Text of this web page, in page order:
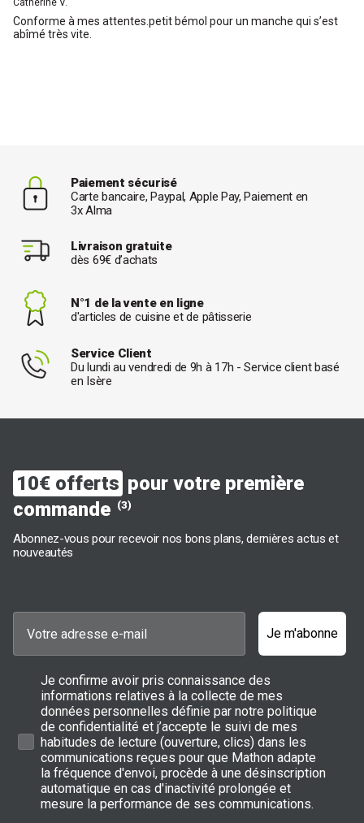
Catherine V.
Conforme à mes attentes.petit bémol pour un manche qui s’est
abîmé très vite.
Paiement sécurisé
Carte bancaire, Paypal, Apple Pay, Paiement en
3x Alma
Livraison gratuite
dès 69€ d’achats
N°1 de la vente en ligne
d'articles de cuisine et de pâtisserie
Service Client
Du lundi au vendredi de 9h à 17h - Service client basé
en Isère
10€ offerts pour votre première
commande (3)
Abonnez-vous pour recevoir nos bons plans, dernières actus et
nouveautés
Je m'abonne
Je confirme avoir pris connaissance des
informations relatives à la collecte de mes
données personnelles définie par notre politique
de confidentialité et j’accepte le suivi de mes
habitudes de lecture (ouverture, clics) dans les
communications reçues pour que Mathon adapte
la fréquence d'envoi, procède à une désinscription
automatique en cas d'inactivité prolongée et
mesure la performance de ses communications.